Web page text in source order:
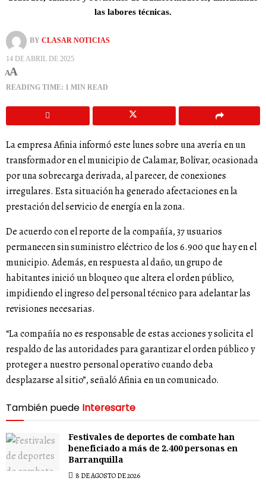
las labores técnicas.
BY CLASAR NOTICIAS
14 DE ABRIL DE 2025
AA
READING TIME: 1 MIN READ
La empresa Afinia informó este lunes sobre una avería en un
transformador en el municipio de Calamar, Bolívar, ocasionada
por una sobrecarga derivada, al parecer, de conexiones
irregulares. Esta situación ha generado afectaciones en la
prestación del servicio de energía en la zona.
De acuerdo con el reporte de la compañía, 37 usuarios
permanecen sin suministro eléctrico de los 6.900 que hay en el
municipio. Además, en respuesta al daño, un grupo de
habitantes inició un bloqueo que altera el orden público,
impidiendo el ingreso del personal técnico para adelantar las
revisiones necesarias.
“La compañía no es responsable de estas acciones y solicita el
respaldo de las autoridades para garantizar el orden público y
proteger a nuestro personal operativo cuando deba
desplazarse al sitio”, señaló Afinia en un comunicado.
También puede Interesarte
Festivales de deportes de combate han
beneficiado a más de 2.400 personas en
Barranquilla
8 DE AGOSTO DE 2026